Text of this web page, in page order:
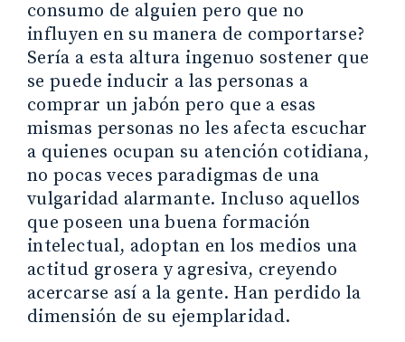
consumo de alguien pero que no
influyen en su manera de comportarse?
Sería a esta altura ingenuo sostener que
se puede inducir a las personas a
comprar un jabón pero que a esas
mismas personas no les afecta escuchar
a quienes ocupan su atención cotidiana,
no pocas veces paradigmas de una
vulgaridad alarmante. Incluso aquellos
que poseen una buena formación
intelectual, adoptan en los medios una
actitud grosera y agresiva, creyendo
acercarse así a la gente. Han perdido la
dimensión de su ejemplaridad.